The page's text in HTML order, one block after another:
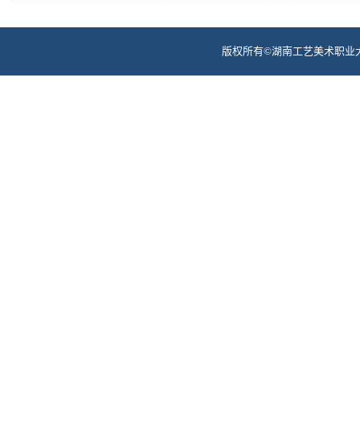
版权所有©湖南工艺美术职业